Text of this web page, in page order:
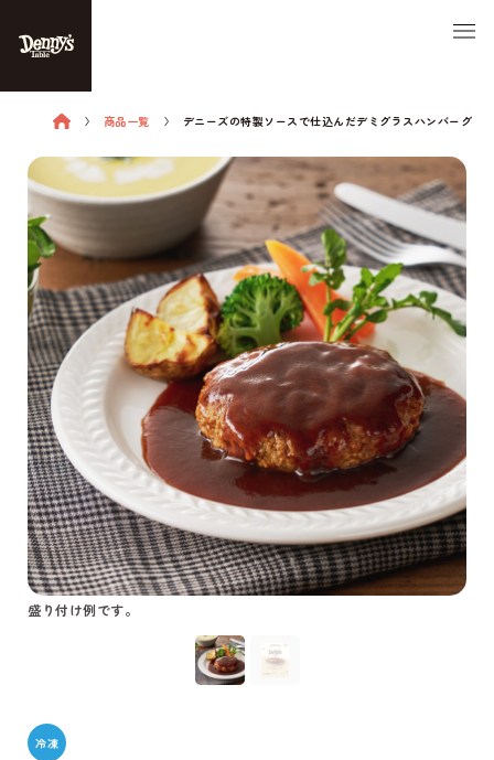
商品一覧 デニーズの特製ソースで仕込んだデミグラスハンバーグ
盛り付け例です。
冷凍